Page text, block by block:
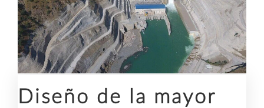
Diseño de la mayor